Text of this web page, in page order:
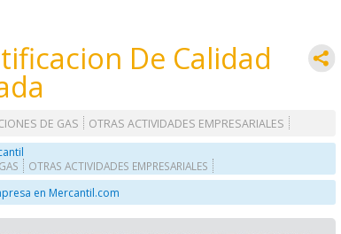
De Calidad
DE GAS
OTRAS ACTIVIDADES EMPRESARIALES
OTRAS ACTIVIDADES EMPRESARIALES
en Mercantil.com